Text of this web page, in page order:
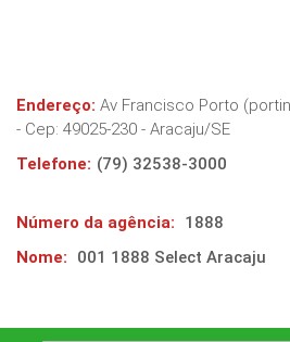
Endereço: Av Francisco Porto
- Cep: 49025-230 - Aracaju/SE
Telefone: (79) 32538-3000
Número da agência:
1888
Nome:
001 1888 Select Aracaju